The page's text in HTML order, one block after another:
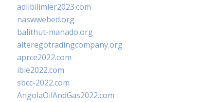
adlibilimler2023.com
naswwebed.org
balithut-manado.org
alteregotradingcompany.org
aprce2022.com
ibie2022.com
sbcc-2022.com
AngolaOilAndGas2022.com